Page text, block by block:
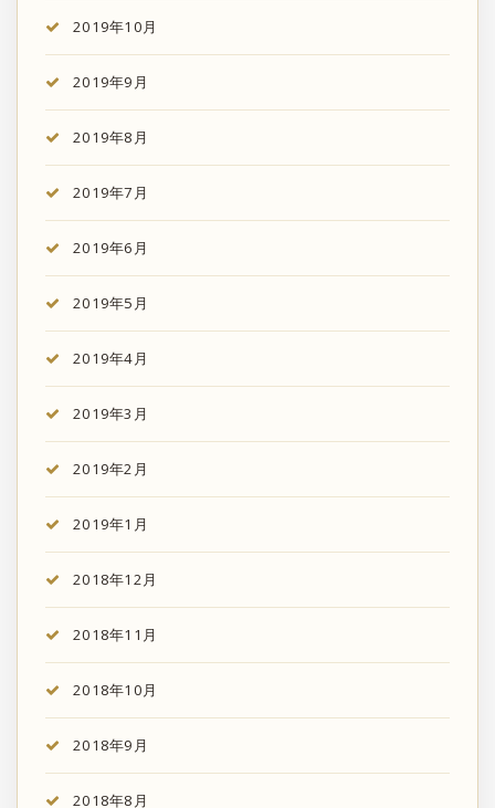
2019年10月
2019年9月
2019年8月
2019年7月
2019年6月
2019年5月
2019年4月
2019年3月
2019年2月
2019年1月
2018年12月
2018年11月
2018年10月
2018年9月
2018年8月